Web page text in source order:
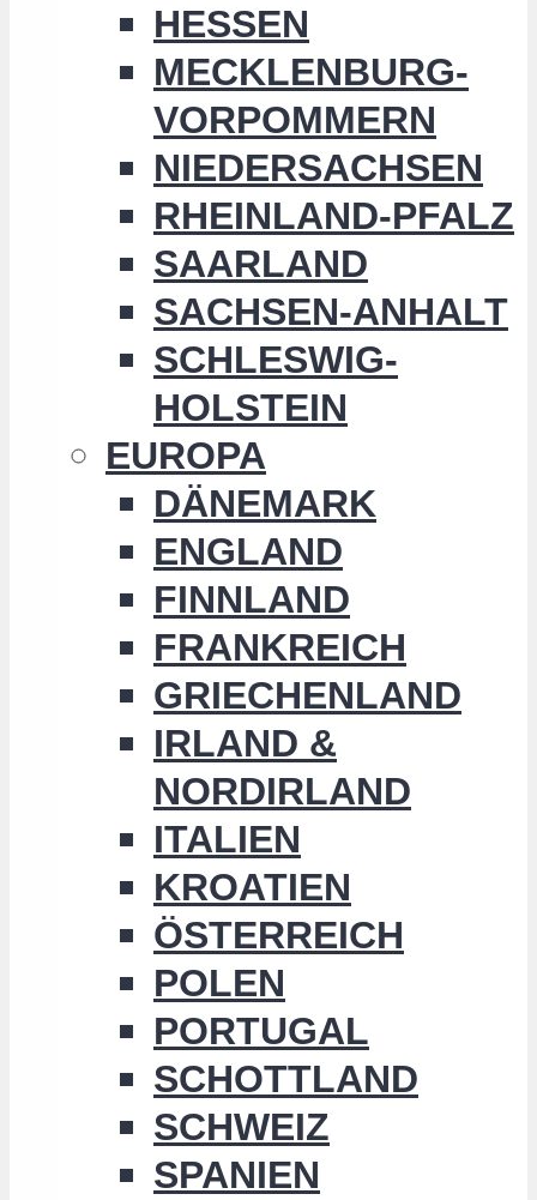
HESSEN
MECKLENBURG-
VORPOMMERN
NIEDERSACHSEN
RHEINLAND-PFALZ
SAARLAND
SACHSEN-ANHALT
SCHLESWIG-
HOLSTEIN
EUROPA
DÄNEMARK
ENGLAND
FINNLAND
FRANKREICH
GRIECHENLAND
IRLAND &
NORDIRLAND
ITALIEN
KROATIEN
ÖSTERREICH
POLEN
PORTUGAL
SCHOTTLAND
SCHWEIZ
SPANIEN